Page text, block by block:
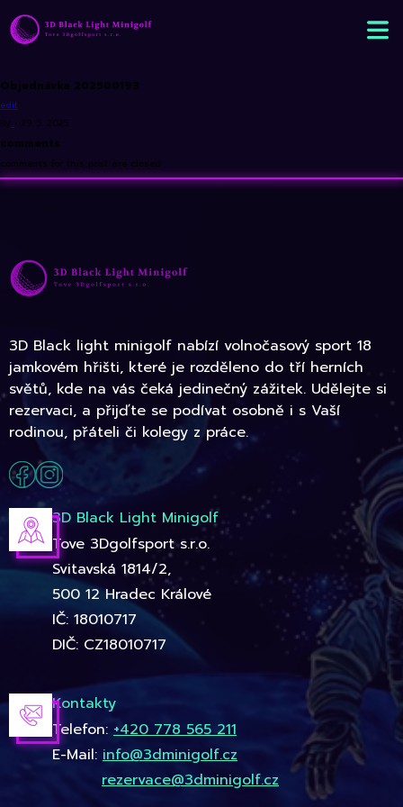
Objednávka 202500193
edit
By • 29. 5. 2025
comments
comments for this post are closed
3D Black light minigolf nabízí volnočasový sport 18
jamkovém hřišti, které je rozděleno do tří herních
světů, kde na vás čeká jedinečný zážitek. Udělejte si
rezervaci, a přijďte se podívat osobně i s Vaší
rodinou, přáteli či kolegy z práce.
3D Black Light Minigolf
Tove 3Dgolfsport s.r.o.
Svitavská 1814/2,
500 12 Hradec Králové
IČ: 18010717
DIČ: CZ18010717
Kontakty
Telefon: +420 778 565 211
E-Mail: info@3dminigolf.cz
rezervace@3dminigolf.cz